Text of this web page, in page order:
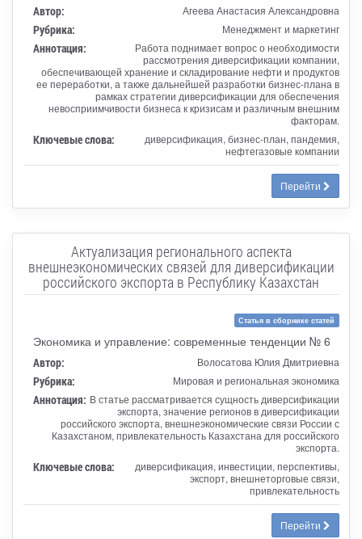
Автор: Агеева Анастасия Александровна
Рубрика: Менеджмент и маркетинг
Аннотация:
Работа поднимает вопрос о необходимости
рассмотрения диверсификации компании,
обеспечивающей хранение и складирование нефти и продуктов
ее переработки, а также дальнейшей разработки бизнес-плана в
рамках стратегии диверсификации для обеспечения
невосприимчивости бизнеса к кризисам и различным внешним
факторам.
Ключевые слова:
диверсификация, бизнес-план, пандемия,
нефтегазовые компании
Перейти
Актуализация регионального аспекта
внешнеэкономических связей для диверсификации
российского экспорта в Республику Казахстан
Статья в сборнике статей
Экономика и управление: современные тенденции № 6
Автор: Волосатова Юлия Дмитриевна
Рубрика: Мировая и региональная экономика
Аннотация: В статье рассматривается сущность диверсификации
экспорта, значение регионов в диверсификации
российского экспорта, внешнеэкономические связи России с
Казахстаном, привлекательность Казахстана для российского
экспорта.
Ключевые слова:
диверсификация, инвестиции, перспективы,
экспорт, внешнеторговые связи,
привлекательность
Перейти